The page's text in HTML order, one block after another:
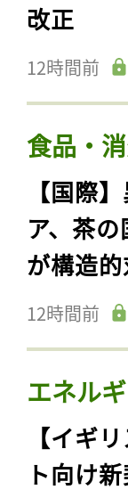
改正
12時間前
食品・
【国際
ア、茶
が構造
12時間前
エネル
【イギ
ト向け